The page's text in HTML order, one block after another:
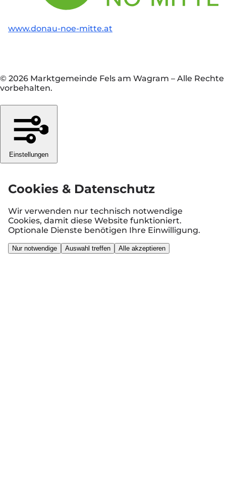
www.donau-noe-mitte.at
© 2026 Marktgemeinde Fels am Wagram – Alle Rechte
vorbehalten.
Einstellungen
Cookies & Datenschutz
Wir verwenden nur technisch notwendige
Cookies, damit diese Website funktioniert.
Optionale Dienste benötigen Ihre Einwilligung.
Nur notwendige Auswahl treffen Alle akzeptieren